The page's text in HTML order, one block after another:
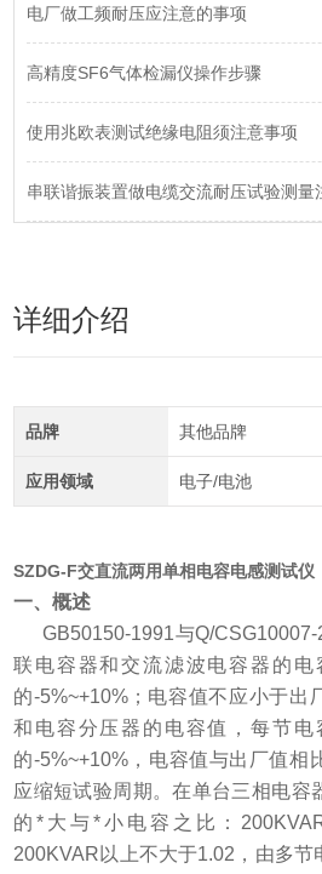
电厂做工频耐压应注意的事项
高精度SF6气体检漏仪操作步骤
使用兆欧表测试绝缘电阻须注意事项
串联谐振装置做电缆交流耐压试验测量
详细介绍
品牌 其他品牌
应用领域 电子/电池
SZDG-F交直流两用单相电容电感测试仪
一、概述
GB50150-1991与Q/CSG10007-
联电容器和交流滤波电容器的电
的-5%~+10%；电容值不应小于出
和电容分压器的电容值，每节电
的-5%~+10%，电容值与出厂值相
应缩短试验周期。在单台三相电容
的*大与*小电容之比：
200KVAR以上不大于1.02，由多